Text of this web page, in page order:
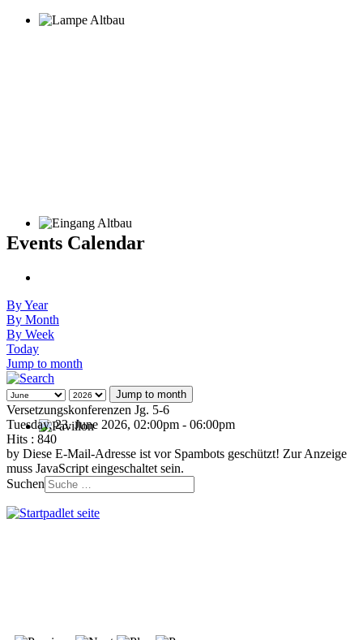
Events Calendar
By Year
By Month
By Week
Today
Jump to month
Jump to month
Versetzungskonferenzen Jg. 5-6
Tuesday, 23. June 2026, 02:00pm - 06:00pm
Hits : 840
by Diese E-Mail-Adresse ist vor Spambots geschützt! Zur Anzeige
muss JavaScript eingeschaltet sein.
Suchen